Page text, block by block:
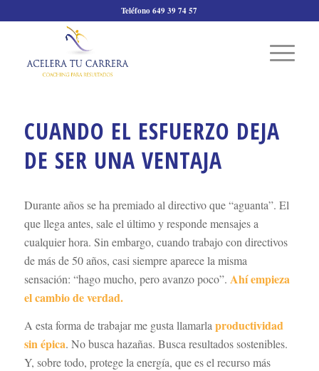
Teléfono 649 39 74 57
CUANDO EL ESFUERZO DEJA
DE SER UNA VENTAJA
Durante años se ha premiado al directivo que “aguanta”. El
que llega antes, sale el último y responde mensajes a
cualquier hora. Sin embargo, cuando trabajo con directivos
de más de 50 años, casi siempre aparece la misma
sensación: “hago mucho, pero avanzo poco”. Ahí empieza
el cambio de verdad.
A esta forma de trabajar me gusta llamarla productividad
sin épica. No busca hazañas. Busca resultados sostenibles.
Y, sobre todo, protege la energía, que es el recurso más